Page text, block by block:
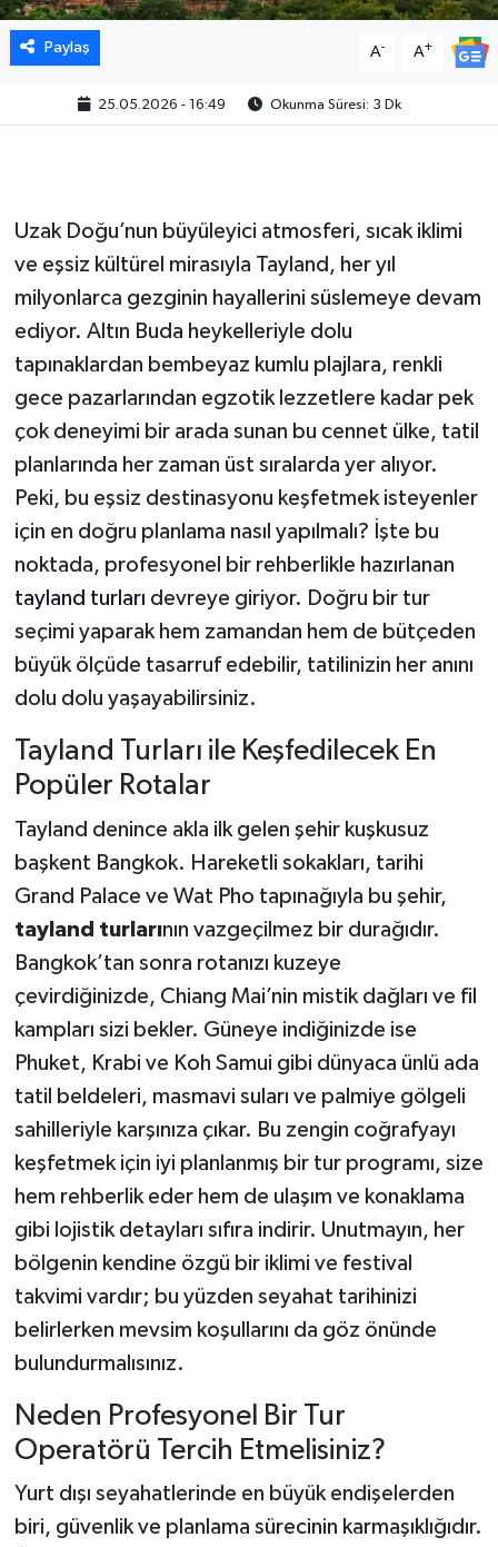
Paylaş A- A+
25.05.2026 - 16:49 Okunma Süresi: 3 Dk
Uzak Doğu’nun büyüleyici atmosferi, sıcak iklimi
ve eşsiz kültürel mirasıyla Tayland, her yıl
milyonlarca gezginin hayallerini süslemeye devam
ediyor. Altın Buda heykelleriyle dolu
tapınaklardan bembeyaz kumlu plajlara, renkli
gece pazarlarından egzotik lezzetlere kadar pek
çok deneyimi bir arada sunan bu cennet ülke, tatil
planlarında her zaman üst sıralarda yer alıyor.
Peki, bu eşsiz destinasyonu keşfetmek isteyenler
için en doğru planlama nasıl yapılmalı? İşte bu
noktada, profesyonel bir rehberlikle hazırlanan
tayland turları devreye giriyor. Doğru bir tur
seçimi yaparak hem zamandan hem de bütçeden
büyük ölçüde tasarruf edebilir, tatilinizin her anını
dolu dolu yaşayabilirsiniz.
Tayland Turları ile Keşfedilecek En
Popüler Rotalar
Tayland denince akla ilk gelen şehir kuşkusuz
başkent Bangkok. Hareketli sokakları, tarihi
Grand Palace ve Wat Pho tapınağıyla bu şehir,
tayland turlarının vazgeçilmez bir durağıdır.
Bangkok’tan sonra rotanızı kuzeye
çevirdiğinizde, Chiang Mai’nin mistik dağları ve fil
kampları sizi bekler. Güneye indiğinizde ise
Phuket, Krabi ve Koh Samui gibi dünyaca ünlü ada
tatil beldeleri, masmavi suları ve palmiye gölgeli
sahilleriyle karşınıza çıkar. Bu zengin coğrafyayı
keşfetmek için iyi planlanmış bir tur programı, size
hem rehberlik eder hem de ulaşım ve konaklama
gibi lojistik detayları sıfıra indirir. Unutmayın, her
bölgenin kendine özgü bir iklimi ve festival
takvimi vardır; bu yüzden seyahat tarihinizi
belirlerken mevsim koşullarını da göz önünde
bulundurmalısınız.
Neden Profesyonel Bir Tur
Operatörü Tercih Etmelisiniz?
Yurt dışı seyahatlerinde en büyük endişelerden
biri, güvenlik ve planlama sürecinin karmaşıklığıdır.